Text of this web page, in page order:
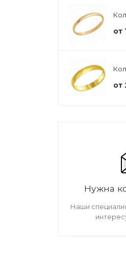
от
от
Нужна
Наши